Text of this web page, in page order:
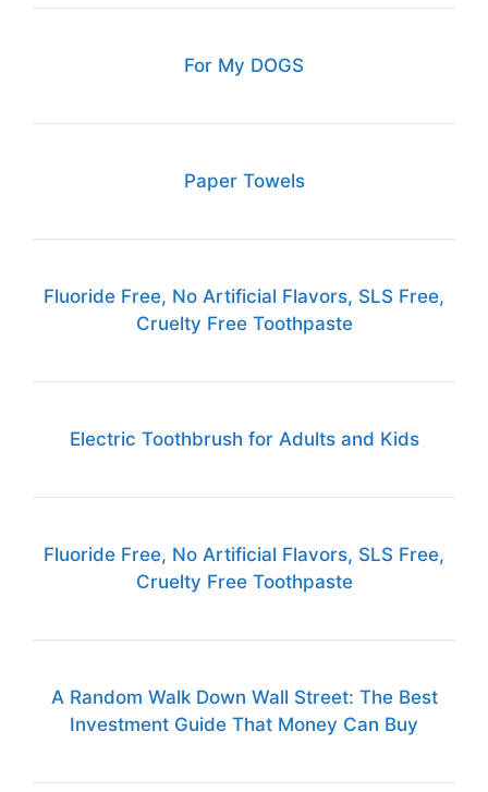
For My DOGS
Paper Towels
Fluoride Free, No Artificial Flavors, SLS Free,
Cruelty Free Toothpaste
Electric Toothbrush for Adults and Kids
Fluoride Free, No Artificial Flavors, SLS Free,
Cruelty Free Toothpaste
A Random Walk Down Wall Street: The Best
Investment Guide That Money Can Buy